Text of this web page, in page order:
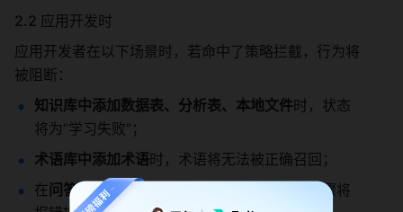
2.2 应用开发时
应用开发者在以下场景时，若命中了策略拦截，行为将
被阻断：
知识库中添加数据表、分析表、本地文件时，状态
将为“学习失败”；
术语库中添加术语时，术语将无法被正确召回；
在问答技能、数据分析中调优
时，用例中的步骤将